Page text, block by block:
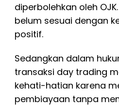
diperbolehkan oleh
belum sesuai dengan
positif.
Sedangkan dalam
transaksi day trading
kehati-hatian karena
pembiayaan tanpa